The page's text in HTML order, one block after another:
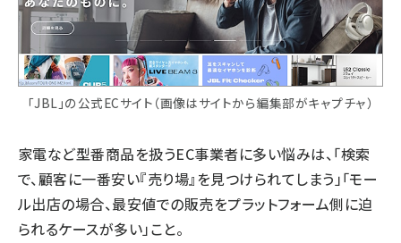
「JBL」の公式ECサイト（画像はサイトから編集部がキャプチャ）
家電など型番商品を扱うEC事業者に多い悩みは、「検索
で、顧客に一番安い『売り場』を見つけられてしまう」「モー
ル出店の場合、最安値での販売をプラットフォーム側に迫
られるケースが多い」こと。